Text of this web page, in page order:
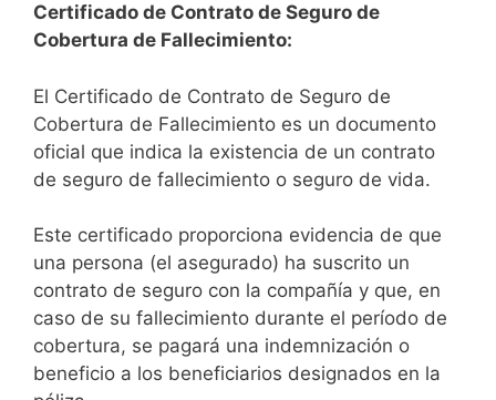
Certificado de Contrato de Seguro de
Cobertura de Fallecimiento:
El Certificado de Contrato de Seguro de
Cobertura de Fallecimiento es un documento
oficial que indica la existencia de un contrato
de seguro de fallecimiento o seguro de vida.
Este certificado proporciona evidencia de que
una persona (el asegurado) ha suscrito un
contrato de seguro con la compañía y que, en
caso de su fallecimiento durante el período de
cobertura, se pagará una indemnización o
beneficio a los beneficiarios designados en la